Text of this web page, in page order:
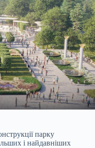
парку
і найдавніших